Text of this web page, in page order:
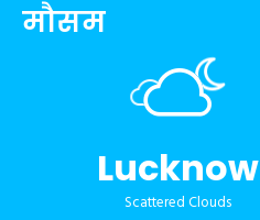
मौसम
Lucknow
Scattered Clouds